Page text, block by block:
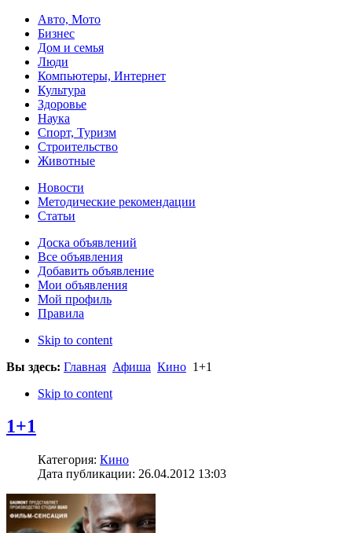
Авто, Мото
Бизнес
Дом и семья
Люди
Компьютеры, Интернет
Культура
Здоровье
Наука
Спорт, Туризм
Строительство
Животные
Новости
Методические рекомендации
Статьи
Доска объявлений
Все объявления
Добавить объявление
Мои объявления
Мой профиль
Правила
Skip to content
Вы здесь: Главная Афиша Кино 1+1
Skip to content
1+1
Категория: Кино
Дата публикации: 26.04.2012 13:03